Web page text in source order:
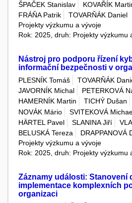
ŠPAČEK Stanislav KOVAŘÍK
FRÁŇA Patrik
TOVARŇÁK Daniel
Projekty výzkumu a vývoje
Rok: 2025, druh: Projekty výzkumu
Nástroj pro podporu řízení
informační bezpečnosti v
PLESNÍK Tomáš TOVARŇÁK
JAVORNÍK Michal
PETERKOVÁ
HAMERNÍK Martin
TICHÝ Dušan
NOVÁK Mário
SVITEKOVÁ
HÄRTEL Pavel
SLANINA Jiří
BELUSKÁ Tereza
DRAPPANOVÁ
Projekty výzkumu a vývoje
Rok: 2025, druh: Projekty výzkumu
Záznamy události: Stanovení
implementace komplexních
organizaci